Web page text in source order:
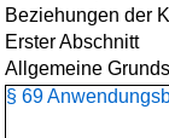
Beziehungen der
Erster Abschnitt
Allgemeine
§ 69